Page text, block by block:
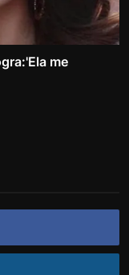
me